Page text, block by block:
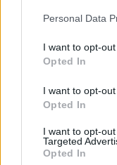
Personal Data
I want to opt-
Opted In
I want to opt-
Opted In
I want to opt-
Targeted
Opted In
w domu i w klinice w
podała rodzina
Dzisiaj 18:41
Reklama